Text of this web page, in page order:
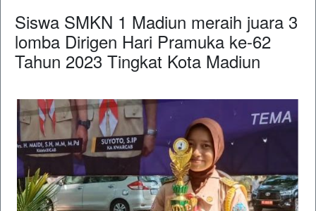
Siswa SMKN 1 Madiun meraih juara 3
lomba Dirigen Hari Pramuka ke-62
Tahun 2023 Tingkat Kota Madiun